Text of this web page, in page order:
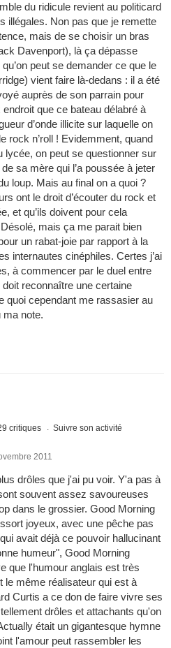
du ridicule revient au politicard
illégales. Non pas que je remette
mais de se choisir un bras
Davenport), là ça dépasse
peut se demander ce que le
vient faire là-dedans : il a été
auprès de son parrain pour
que ce bateau délabré à
d’onde illicite sur laquelle on
rock n’roll ! Evidemment, quand
lycée, on peut se questionner sur
sa mère qui l’a poussée à jeter
loup. Mais au final on a quoi ?
ont le droit d’écouter du rock et
et qu’ils doivent pour cela
mais ça me parait bien
un rabat-joie par rapport à la
internautes cinéphiles. Certes j’ai
à commencer par le duel entre
reconnaître une certaine
quoi cependant me rassasier au
ma note.
critiques Suivre son activité
2011
drôles que j'ai pu voir. Y'a pas à
souvent assez savoureuses
dans le grossier. Good Morning
joyeux, avec une pêche pas
avait déjà ce pouvoir hallucinant
humeur", Good Morning
que l'humour anglais est très
même réalisateur qui est à
Curtis a ce don de faire vivre ses
drôles et attachants qu'on
était un gigantesque hymne
l'amour peut rassembler les